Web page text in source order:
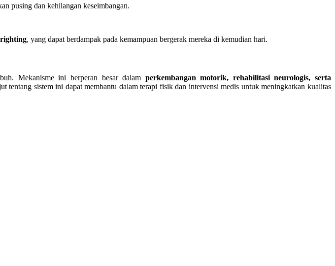
pusing dan kehilangan keseimbangan.
, yang dapat berdampak pada kemampuan bergerak mereka di kemudian hari.
Mekanisme ini berperan besar dalam perkembangan motorik, rehabilitasi neurologis, serta
tentang sistem ini dapat membantu dalam terapi fisik dan intervensi medis untuk meningkatkan kualitas